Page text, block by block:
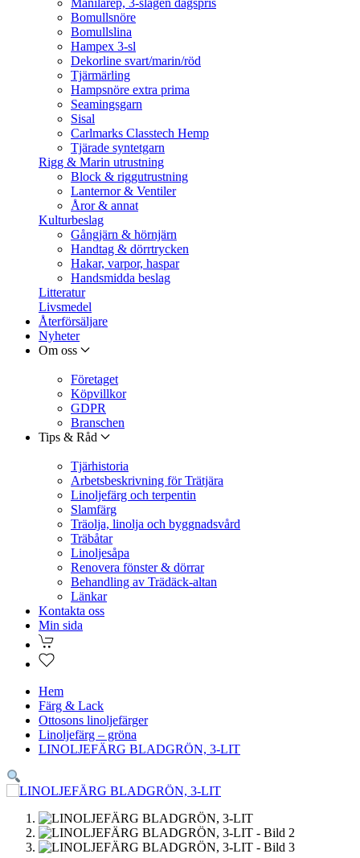
Manilarep, 3-slagen dagspris
Bomullsnöre
Bomullslina
Hampex 3-sl
Dekorline svart/marin/röd
Tjärmärling
Hampsnöre extra prima
Seamingsgarn
Sisal
Carlmarks Classtech Hemp
Tjärade syntetgarn
Rigg & Marin utrustning
Block & riggutrustning
Lanternor & Ventiler
Åror & annat
Kulturbeslag
Gångjärn & hörnjärn
Handtag & dörrtrycken
Hakar, varpor, haspar
Handsmidda beslag
Litteratur
Livsmedel
Återförsäljare
Nyheter
Om oss
Företaget
Köpvillkor
GDPR
Branschen
Tips & Råd
Tjärhistoria
Arbetsbeskrivning för Trätjära
Linoljefärg och terpentin
Slamfärg
Träolja, linolja och byggnadsvård
Träbåtar
Linoljesåpa
Renovera fönster & dörrar
Behandling av Trädäck-altan
Länkar
Kontakta oss
Min sida
Hem
Färg & Lack
Ottosons linoljefärger
Linoljefärg – gröna
LINOLJEFÄRG BLADGRÖN, 3-LIT